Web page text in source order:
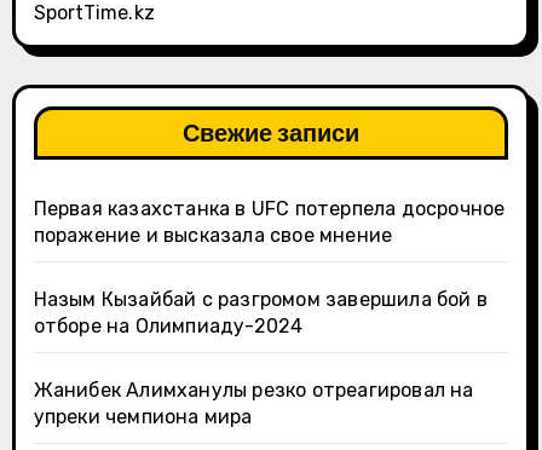
SportTime.kz
Свежие записи
Первая казахстанка в UFC потерпела досрочное
поражение и высказала свое мнение
Назым Кызайбай с разгромом завершила бой в
отборе на Олимпиаду-2024
Жанибек Алимханулы резко отреагировал на
упреки чемпиона мира